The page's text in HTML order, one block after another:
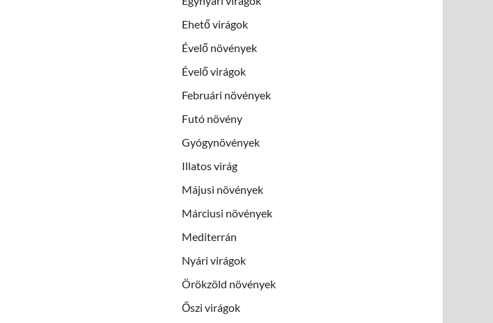
Ehető virágok
Évelő növények
Évelő virágok
Februári növények
Futó növény
Gyógynövények
Illatos virág
Májusi növények
Márciusi növények
Mediterrán
Nyári virágok
Örökzöld növények
Őszi virágok